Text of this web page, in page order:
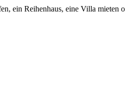
ein Reihenhaus, eine Villa